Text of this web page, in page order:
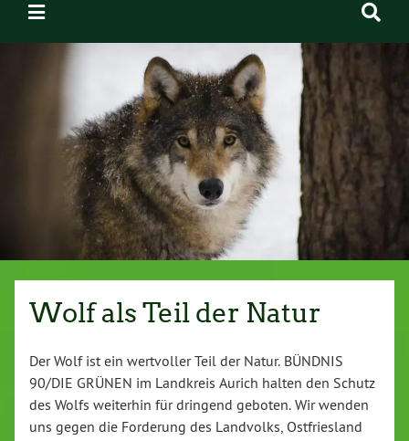
Wolf als Teil der Natur
Der Wolf ist ein wertvoller Teil der Natur. BÜNDNIS
90/DIE GRÜNEN im Landkreis Aurich halten den Schutz
des Wolfs weiterhin für dringend geboten. Wir wenden
uns gegen die Forderung des Landvolks, Ostfriesland